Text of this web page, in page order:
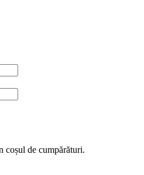
coșul de cumpărături.